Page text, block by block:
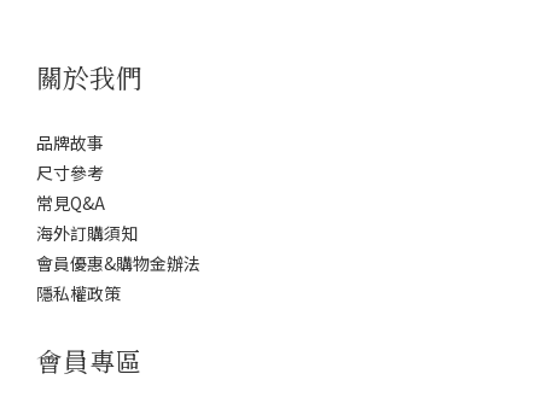
關於我們
品牌故事
尺寸參考
常見Q&A
海外訂購須知
會員優惠&購物金辦法
隱私權政策
會員專區